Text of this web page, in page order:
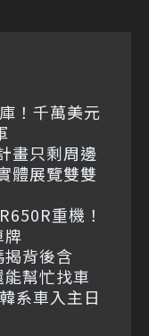
！千萬美元
畫只剩周邊
體展覽雙雙
重機！
牌
背後含
幫忙找車
系車入主日